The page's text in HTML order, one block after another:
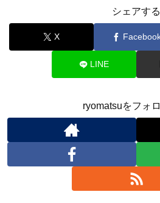
シェアする
X
LINE
ryomatsuをフォ